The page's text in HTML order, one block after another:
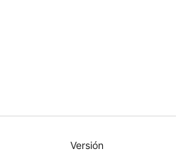
Meta
Versión